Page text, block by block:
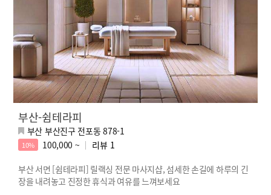
부산-쉼테라피
부산 부산진구 전포동 878-1
10% 100,000 ~ 리뷰 1
부산 서면 [쉼테라피] 릴랙싱 전문 마사지샵, 섬세한 손길에 하루의 긴
장을 내려놓고 진정한 휴식과 여유를 느껴보세요